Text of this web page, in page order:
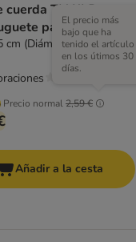
TIAKI Rope
para perros
cm (Diám x Al)
Precio normal2,59 €
El precio más
bajo que ha
tenido el artículo
en los útimos 30
días.
Añadir a la cesta